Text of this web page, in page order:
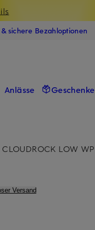
sichere Bezahloptionen
Anlässe Geschenke
LOW WP
Versand